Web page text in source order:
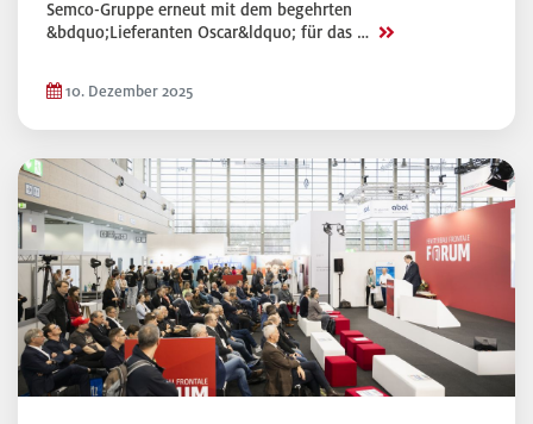
Semco-Gruppe erneut mit dem begehrten
&bdquo;Lieferanten Oscar&ldquo; für das … >>
10. Dezember 2025